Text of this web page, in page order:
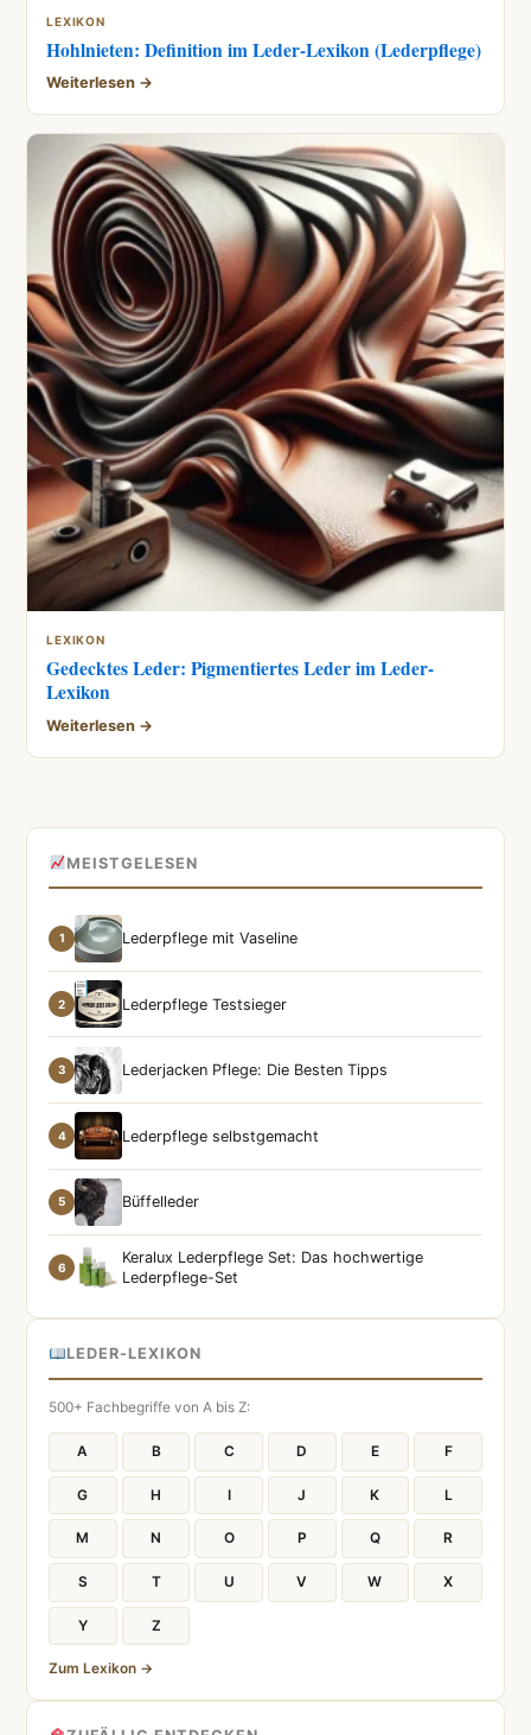
LEXIKON
Hohlnieten: Definition im Leder-Lexikon (Lederpflege)
Weiterlesen →
LEXIKON
Gedecktes Leder: Pigmentiertes Leder im Leder-
Lexikon
Weiterlesen →
MEISTGELESEN
1 Lederpflege mit Vaseline
2 Lederpflege Testsieger
3 Lederjacken Pflege: Die Besten Tipps
4 Lederpflege selbstgemacht
5 Büffelleder
6
Keralux Lederpflege Set: Das hochwertige
Lederpflege-Set
LEDER-LEXIKON
500+ Fachbegriffe von A bis Z:
A B C D E F
G H I J K L
M N O P Q R
S T U V W X
Y Z
Zum Lexikon →